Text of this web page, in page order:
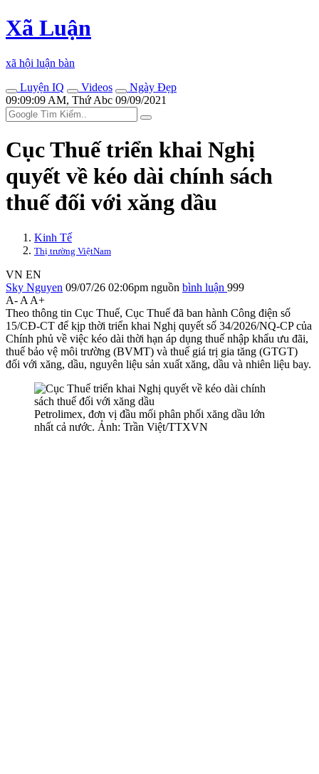
Xã Luận
xã hội luận bàn
Luyện IQ
Videos
Ngày Đẹp
09:09:09 AM, Thứ Abc 09/09/2021
Cục Thuế triển khai Nghị
quyết về kéo dài chính sách
thuế đối với xăng dầu
Kinh Tế
Thị trường ViệtNam
VN EN
Sky Nguyen 09/07/26 02:06pm nguồn bình luận 999
A- A A+
Theo thông tin Cục Thuế, Cục Thuế đã ban hành Công điện số
15/CĐ-CT để kịp thời triển khai Nghị quyết số 34/2026/NQ-CP của
Chính phủ về việc kéo dài thời hạn áp dụng thuế nhập khẩu ưu đãi,
thuế bảo vệ môi trường (BVMT) và thuế giá trị gia tăng (GTGT)
đối với xăng, dầu, nguyên liệu sản xuất xăng, dầu và nhiên liệu bay.
Petrolimex, đơn vị đầu mối phân phối xăng dầu lớn
nhất cả nước. Ảnh: Trần Việt/TTXVN